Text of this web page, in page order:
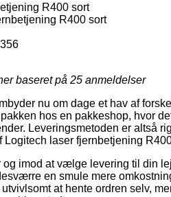
R400 sort
R400 sort
baseret på 25 anmeldelser
nu om dage et hav af
hos en pakkeshop, hvor
Leveringsmetoden er altså
Logitech laser fjernbetjening
og imod at vælge levering til din
en smule mere
at hente ordren selv,